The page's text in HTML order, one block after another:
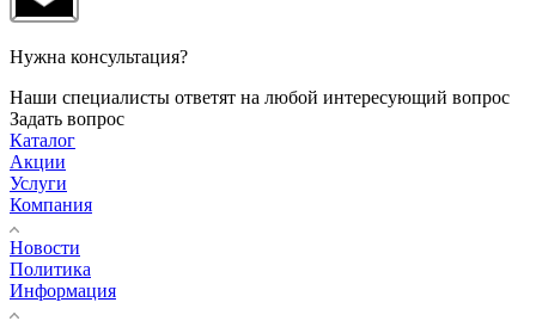
Нужна консультация?
Наши специалисты ответят на любой интересующий вопрос
Задать вопрос
Каталог
Акции
Услуги
Компания
Новости
Политика
Информация